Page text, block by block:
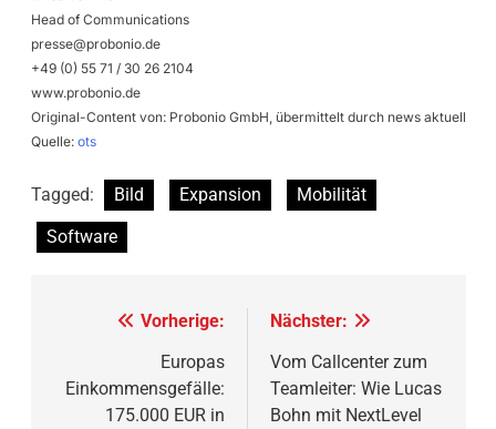
Head of Communications
presse@probonio.de
+49 (0) 55 71 / 30 26 2104
www.probonio.de
Original-Content von: Probonio GmbH, übermittelt durch news aktuell
Quelle: ots
Tagged: Bild Expansion
Mobilität
Software
Beitragsnavigation
Vorherige:
Europas
Einkommensgefälle:
175.000 EUR in
Nächster:
Vom Callcenter zum
Teamleiter: Wie Lucas
Bohn mit NextLevel